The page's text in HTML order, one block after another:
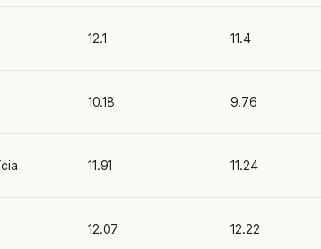
12.1 11.4
10.18 9.76
11.91 11.24
12.07 12.22